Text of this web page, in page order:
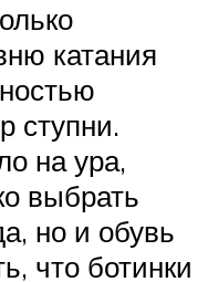
катания
ступни.
на ура,
выбрать
но и обувь
что ботинки